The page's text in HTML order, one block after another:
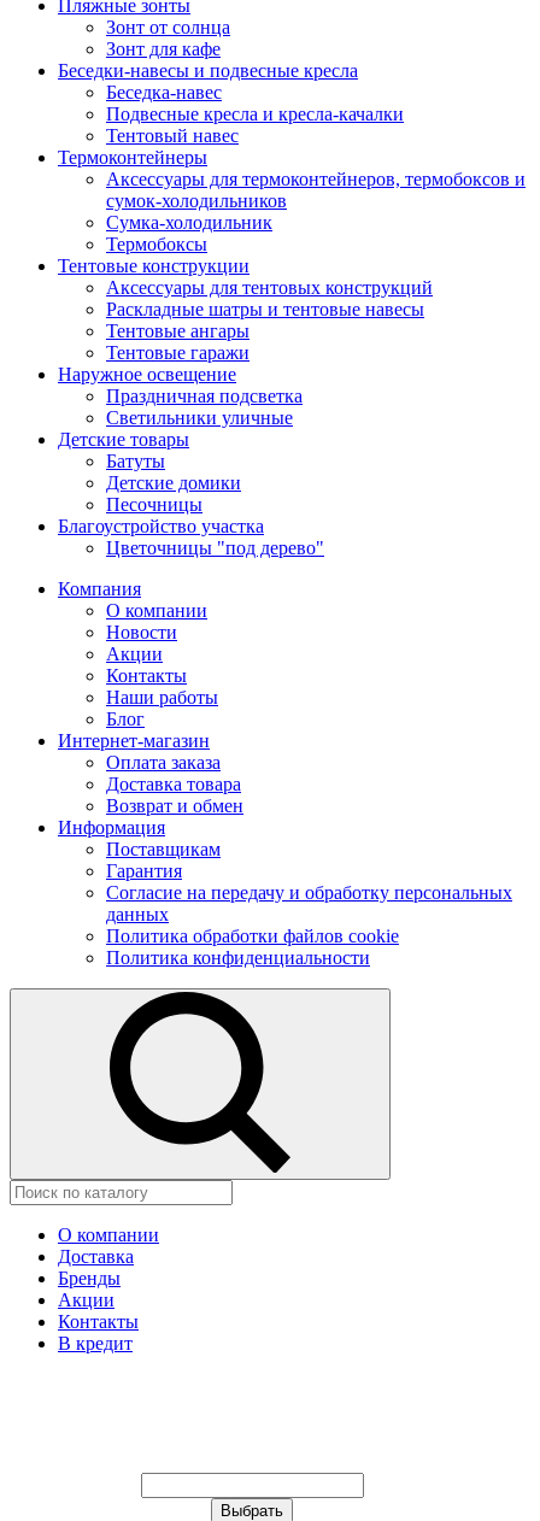
Пляжные зонты
Зонт от солнца
Зонт для кафе
Беседки-навесы и подвесные кресла
Беседка-навес
Подвесные кресла и кресла-качалки
Тентовый навес
Термоконтейнеры
Аксессуары для термоконтейнеров, термобоксов и
сумок-холодильников
Сумка-холодильник
Термобоксы
Тентовые конструкции
Аксессуары для тентовых конструкций
Раскладные шатры и тентовые навесы
Тентовые ангары
Тентовые гаражи
Наружное освещение
Праздничная подсветка
Светильники уличные
Детские товары
Батуты
Детские домики
Песочницы
Благоустройство участка
Цветочницы "под дерево"
Компания
О компании
Новости
Акции
Контакты
Наши работы
Блог
Интернет-магазин
Оплата заказа
Доставка товара
Возврат и обмен
Информация
Поставщикам
Гарантия
Согласие на передачу и обработку персональных
данных
Политика обработки файлов cookie
Политика конфиденциальности
О компании
Доставка
Бренды
Акции
Контакты
В кредит